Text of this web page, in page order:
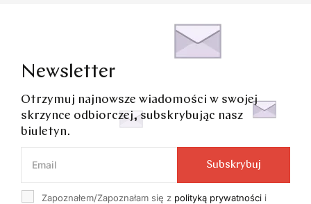
Newsletter
Otrzymuj najnowsze wiadomości w swojej
skrzynce odbiorczej, subskrybując nasz
biuletyn.
Zapoznałem/Zapoznałam się z polityką prywatności i
Subskrybuj